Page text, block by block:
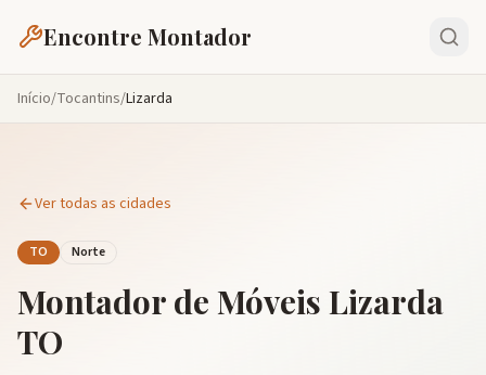
Encontre Montador
Início/Tocantins/Lizarda
Ver todas as cidades
TO Norte
Montador de Móveis Lizarda
TO